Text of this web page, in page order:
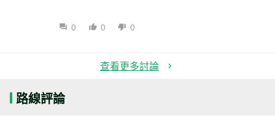
0 0 0
查看更多討論
路線評論